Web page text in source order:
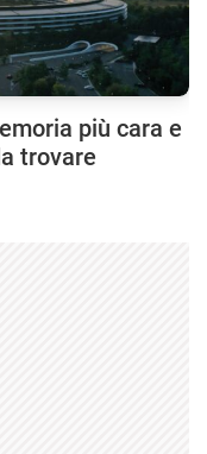
più cara e
trovare